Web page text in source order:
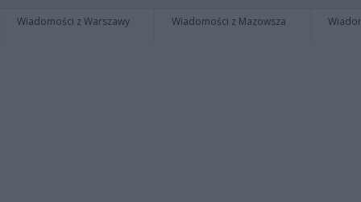
Wiadomości z Warszawy Wiadomości z Mazowsza